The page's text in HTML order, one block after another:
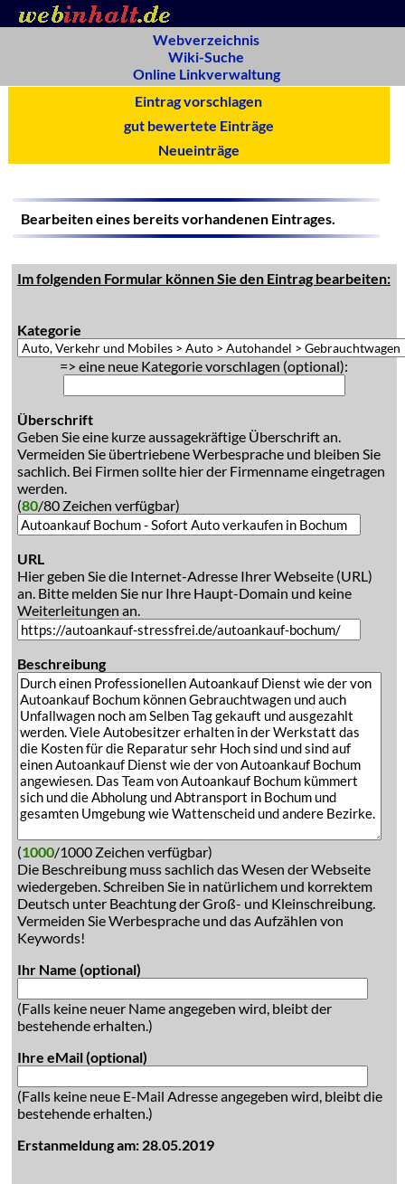
Webverzeichnis
Wiki-Suche
Online Linkverwaltung
Eintrag vorschlagen
gut bewertete Einträge
Neueinträge
Bearbeiten eines bereits vorhandenen Eintrages.
Im folgenden Formular können Sie den Eintrag bearbeiten:
Kategorie
=> eine neue Kategorie vorschlagen (optional):
Überschrift
Geben Sie eine kurze aussagekräftige Überschrift an.
Vermeiden Sie übertriebene Werbesprache und bleiben Sie
sachlich. Bei Firmen sollte hier der Firmenname eingetragen
werden.
(80/80 Zeichen verfügbar)
URL
Hier geben Sie die Internet-Adresse Ihrer Webseite (URL)
an. Bitte melden Sie nur Ihre Haupt-Domain und keine
Weiterleitungen an.
Beschreibung
(1000/1000 Zeichen verfügbar)
Die Beschreibung muss sachlich das Wesen der Webseite
wiedergeben. Schreiben Sie in natürlichem und korrektem
Deutsch unter Beachtung der Groß- und Kleinschreibung.
Vermeiden Sie Werbesprache und das Aufzählen von
Keywords!
Ihr Name (optional)
(Falls keine neuer Name angegeben wird, bleibt der
bestehende erhalten.)
Ihre eMail (optional)
(Falls keine neue E-Mail Adresse angegeben wird, bleibt die
bestehende erhalten.)
Erstanmeldung am: 28.05.2019